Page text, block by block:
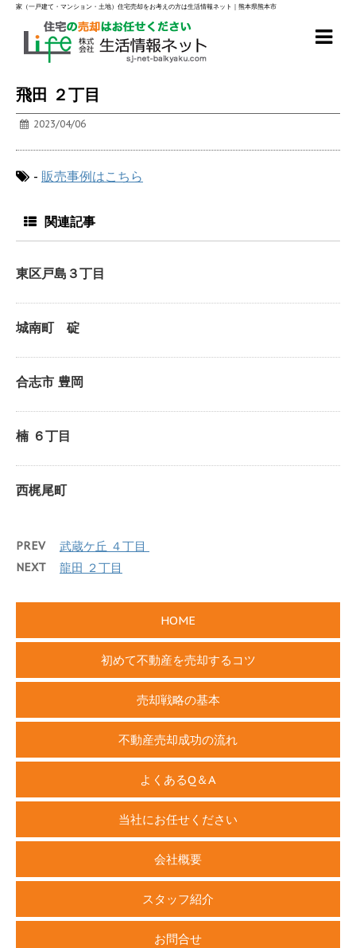
家（一戸建て・マンション・土地）住宅売却をお考えの方は生活情報ネット｜熊本県熊本市
飛田 ２丁目
2023/04/06
- 販売事例はこちら
関連記事
東区戸島３丁目
城南町 碇
合志市 豊岡
楠 ６丁目
西梶尾町
PREV 武蔵ケ丘 ４丁目
NEXT 龍田 ２丁目
HOME
初めて不動産を売却するコツ
売却戦略の基本
不動産売却成功の流れ
よくあるQ＆A
当社にお任せください
会社概要
スタッフ紹介
お問合せ